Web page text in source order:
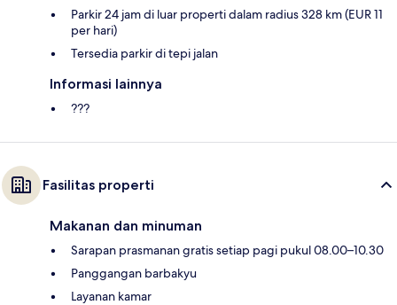
Parkir 24 jam di luar properti dalam radius 328 km (EUR 11
per hari)
Tersedia parkir di tepi jalan
Informasi lainnya
???
Fasilitas properti
Makanan dan minuman
Sarapan prasmanan gratis setiap pagi pukul 08.00–10.30
Panggangan barbakyu
Layanan kamar